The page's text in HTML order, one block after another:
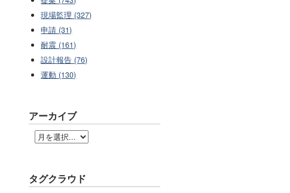
現場監理 (327)
申請 (31)
耐震 (161)
設計報告 (76)
運動 (130)
アーカイブ
タグクラウド